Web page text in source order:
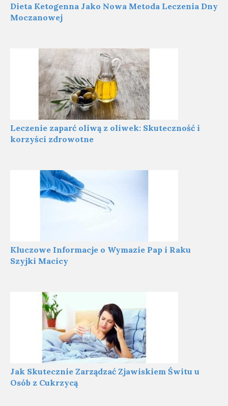
Dieta Ketogenna Jako Nowa Metoda Leczenia Dny
Moczanowej
Leczenie zaparć oliwą z oliwek: Skuteczność i
korzyści zdrowotne
Kluczowe Informacje o Wymazie Pap i Raku
Szyjki Macicy
Jak Skutecznie Zarządzać Zjawiskiem Świtu u
Osób z Cukrzycą